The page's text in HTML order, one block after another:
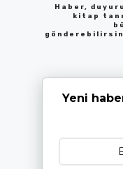
Haber,
kitap
Yeni